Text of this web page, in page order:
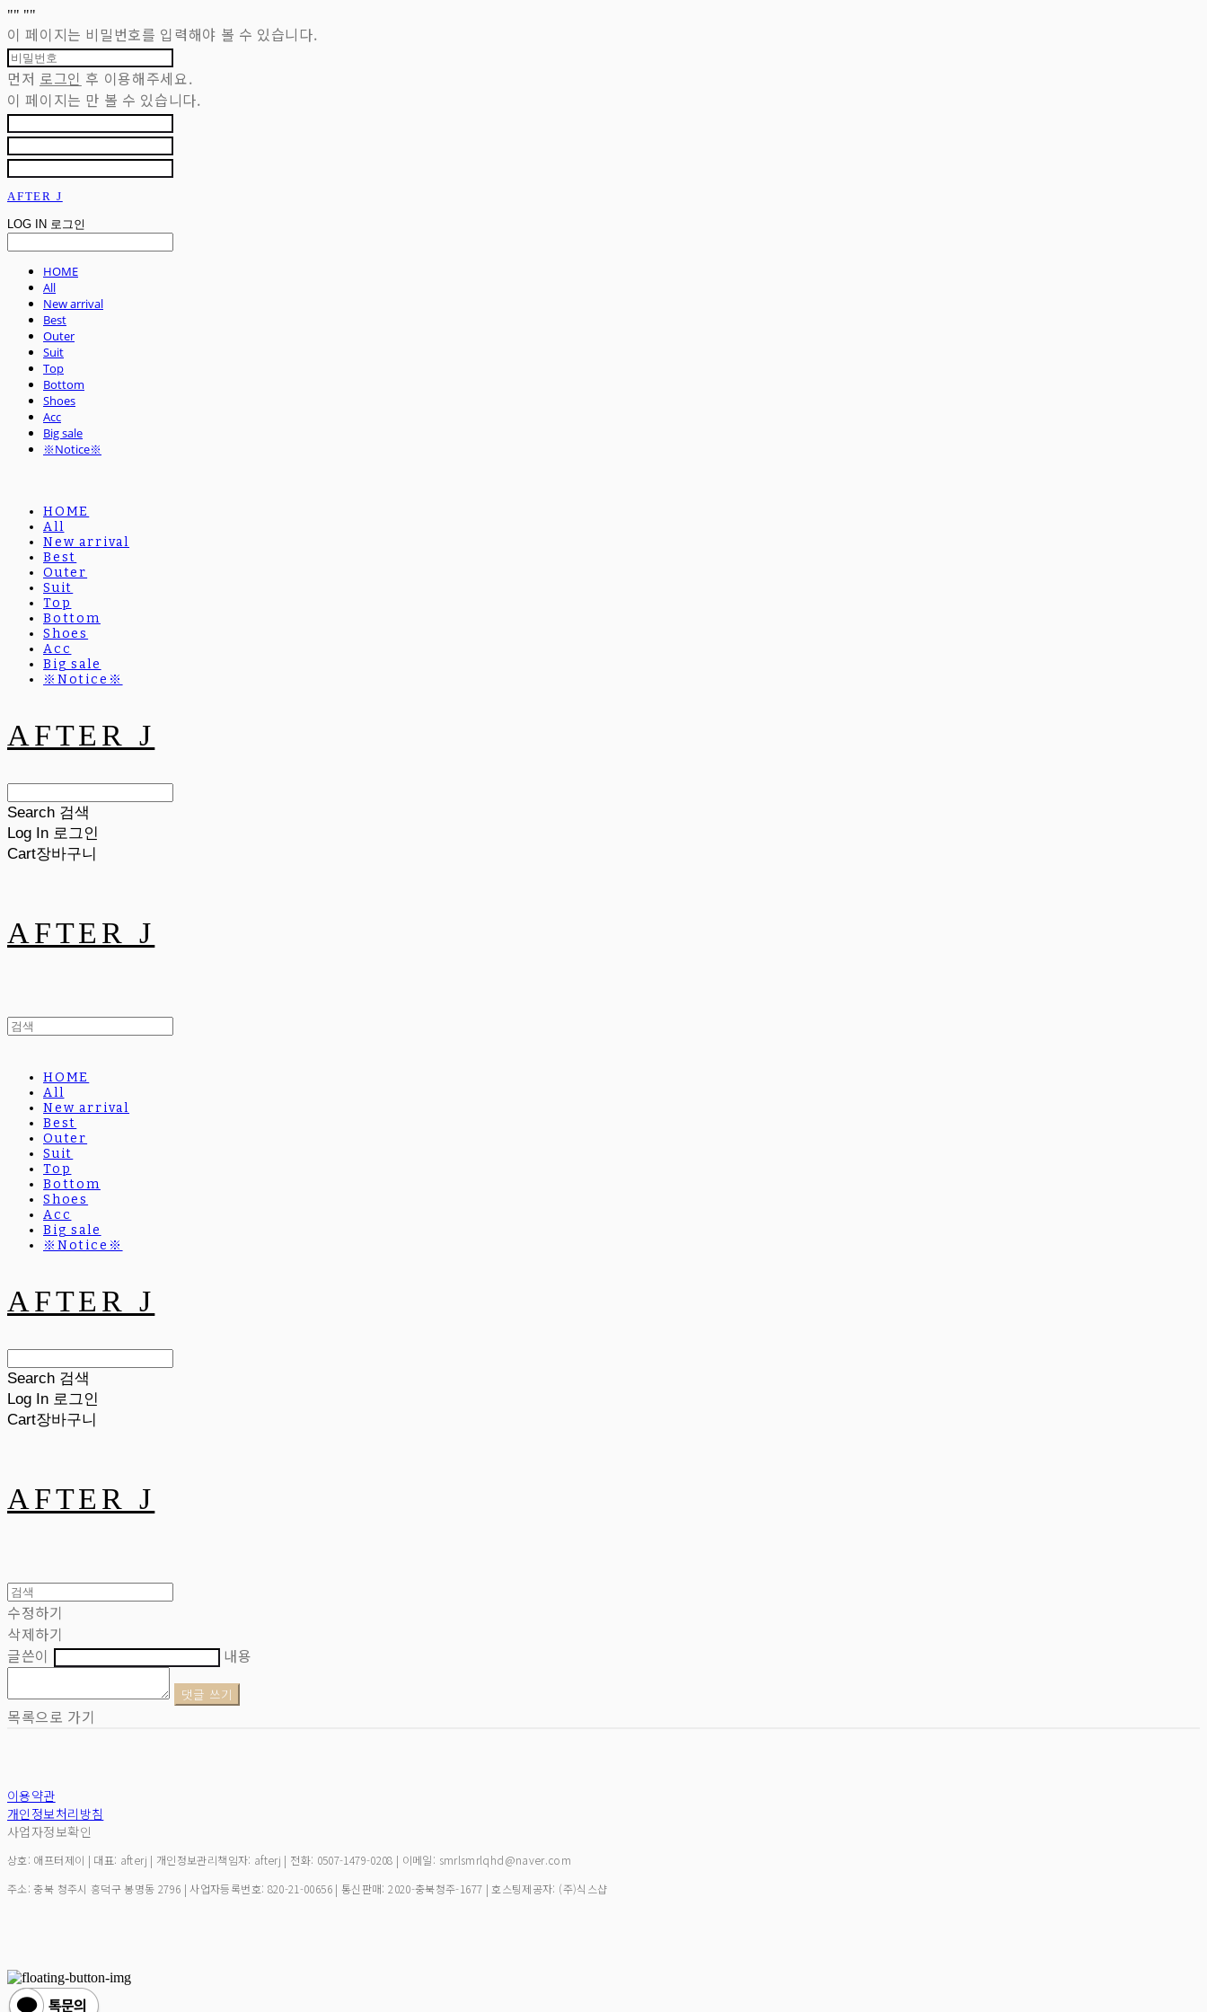
"" ""
이 페이지는 비밀번호를 입력해야 볼 수 있습니다.
먼저 로그인 후 이용해주세요.
이 페이지는 만 볼 수 있습니다.
AFTER J
LOG IN 로그인
HOME
All
New arrival
Best
Outer
Suit
Top
Bottom
Shoes
Acc
Big sale
※Notice※
HOME
All
New arrival
Best
Outer
Suit
Top
Bottom
Shoes
Acc
Big sale
※Notice※
AFTER J
Search 검색
Log In 로그인
Cart장바구니
AFTER J
HOME
All
New arrival
Best
Outer
Suit
Top
Bottom
Shoes
Acc
Big sale
※Notice※
AFTER J
Search 검색
Log In 로그인
Cart장바구니
AFTER J
수정하기
삭제하기
글쓴이
내용
댓글 쓰기
목록으로 가기
이용약관
개인정보처리방침
사업자정보확인
상호: 애프터제이 | 대표: afterj | 개인정보관리책임자: afterj | 전화: 0507-1479-0208 | 이메일: smrlsmrlqhd@naver.com
주소: 충북 청주시 흥덕구 봉명동 2796 | 사업자등록번호: 820-21-00656| 통신판매:2020-충북청주-1677 | 호스팅제공자: (주)식스샵